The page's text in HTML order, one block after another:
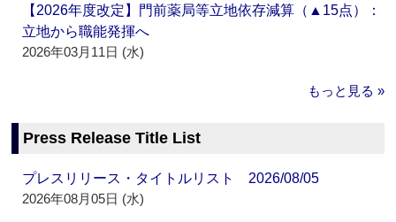
【2026年度改定】門前薬局等立地依存減算（▲15点）：
立地から職能発揮へ
2026年03月11日 (水)
もっと見る »
Press Release Title List
プレスリリース・タイトルリスト 2026/08/05
2026年08月05日 (水)